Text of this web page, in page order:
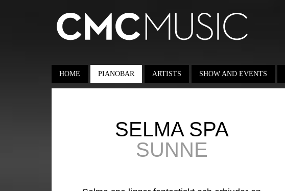
HOME PIANOBAR ARTISTS SHOW AND EVENTS
SELMA SPA
SUNNE